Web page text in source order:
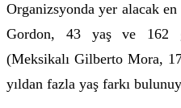
Organizsyonda yer alacak
Gordon, 43 yaş ve 162
(Meksikalı Gilberto Mora,
yıldan fazla yaş farkı